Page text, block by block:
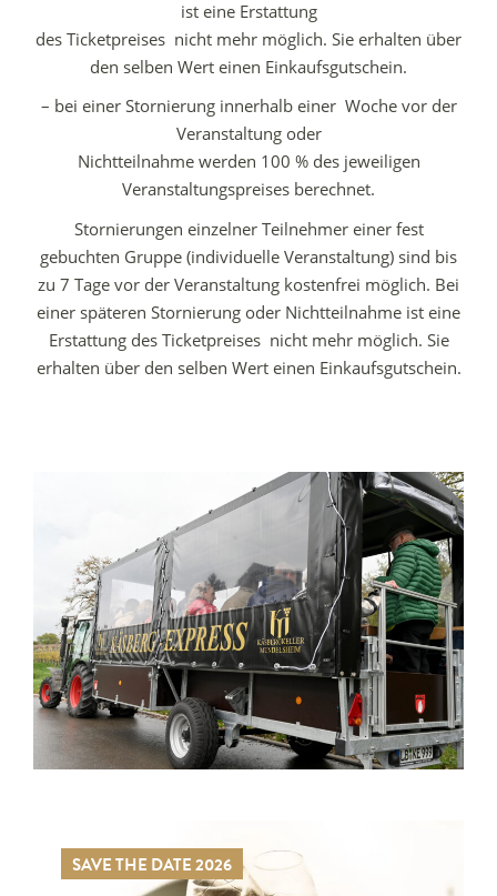
ist eine Erstattung
des Ticketpreises nicht mehr möglich. Sie erhalten über
den selben Wert einen Einkaufsgutschein.
– bei einer Stornierung innerhalb einer Woche vor der
Veranstaltung oder
Nichtteilnahme werden 100 % des jeweiligen
Veranstaltungspreises berechnet.
Stornierungen einzelner Teilnehmer einer fest
gebuchten Gruppe (individuelle Veranstaltung) sind bis
zu 7 Tage vor der Veranstaltung kostenfrei möglich. Bei
einer späteren Stornierung oder Nichtteilnahme ist eine
Erstattung des Ticketpreises nicht mehr möglich. Sie
erhalten über den selben Wert einen Einkaufsgutschein.
SAVE THE DATE 2026